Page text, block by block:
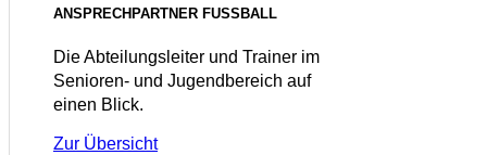
ANSPRECHPARTNER FUSSBALL
Die Abteilungsleiter und Trainer im
Senioren- und Jugendbereich auf
einen Blick.
Zur Übersicht